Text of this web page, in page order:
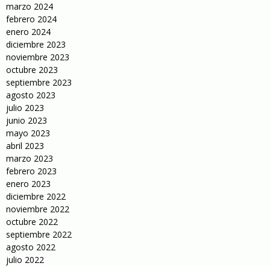
marzo 2024
febrero 2024
enero 2024
diciembre 2023
noviembre 2023
octubre 2023
septiembre 2023
agosto 2023
julio 2023
junio 2023
mayo 2023
abril 2023
marzo 2023
febrero 2023
enero 2023
diciembre 2022
noviembre 2022
octubre 2022
septiembre 2022
agosto 2022
julio 2022